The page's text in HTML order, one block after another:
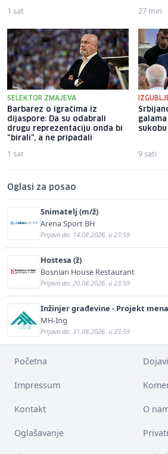
1 sat 27 min
SELEKTOR ZMAJEVA
Barbarez o igračima iz
dijaspore: Da su odabrali
drugu reprezentaciju onda bi
"birali", a ne pripadali
1 sat 9 sati
Oglasi za posao
Snimatelj (m/ž)
Arena Sport BH
Prijava do: 14.08.2026. u 23:59
Hostesa (ž)
Bosnian House Restaurant
Prijava do: 20.08.2026. u 23:59
Inžinjer građevine - Projekt
MH-Ing
Prijava do: 31.08.2026. u 23:59
Početna
Impressum
Kontakt O
Oglašavanje